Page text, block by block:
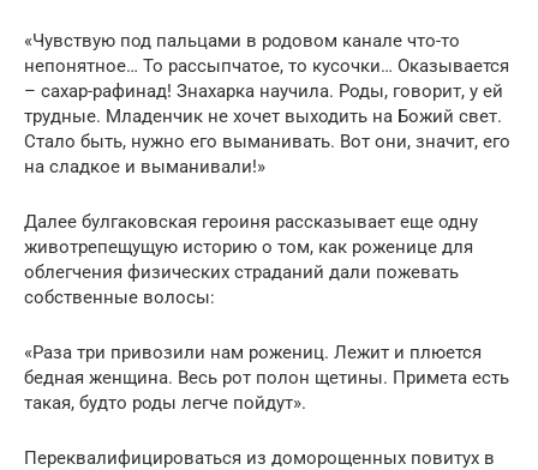
«Чувствую под пальцами в родовом канале что-то
непонятное… То рассыпчатое, то кусочки… Оказывается
– сахар-рафинад! Знахарка научила. Роды, говорит, у ей
трудные. Младенчик не хочет выходить на Божий свет.
Стало быть, нужно его выманивать. Вот они, значит, его
на сладкое и выманивали!»
Далее булгаковская героиня рассказывает еще одну
животрепещущую историю о том, как роженице для
облегчения физических страданий дали пожевать
собственные волосы:
«Раза три привозили нам рожениц. Лежит и плюется
бедная женщина. Весь рот полон щетины. Примета есть
такая, будто роды легче пойдут».
Переквалифицироваться из доморощенных повитух в